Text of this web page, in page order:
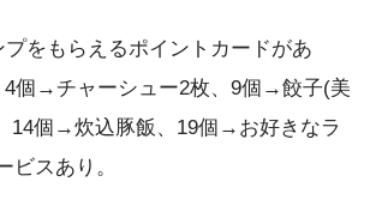
プをもらえるポイントカードがあ
個→チャーシュー2枚、9個→餃子(美
14個→炊込豚飯、19個→お好きなラ
ビスあり。